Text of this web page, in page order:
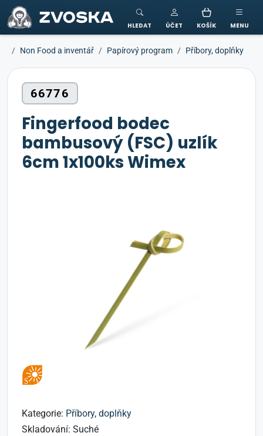
ZVOSKA
HLEDAT ÚČET KOŠÍK MENU
Non Food a inventář Papírový program Příbory, doplňky
66776
Fingerfood bodec
bambusový (FSC) uzlík
6cm 1x100ks Wimex
Kategorie: Příbory, doplňky
Skladování: Suché